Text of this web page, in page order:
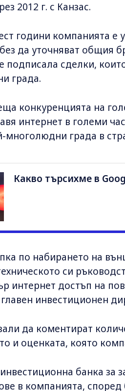
2012 г. с Канзас.
години компанията е
без да уточняват общия
подписала сделки,
града.
конкуренцията на
интернет в големи
многолюдни града в
Какво търсихме в
по набирането на
си
интернет достъп на
инвестиционен
да коментират
и оценката, която
банка за
в компанията,